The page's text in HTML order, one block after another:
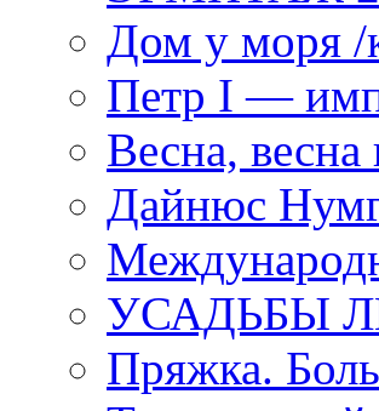
Дом у моря /
Петр I —
Весна,
Дайнюс
УСАДЬБЫ
Пряжка.